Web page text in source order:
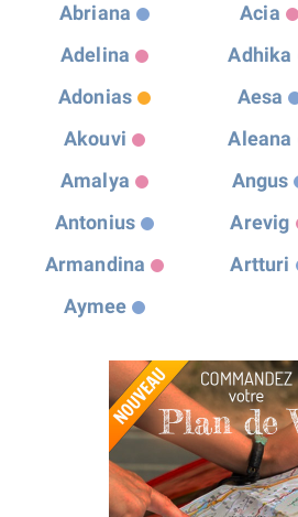
Abriana
Acia
Adelina
Adhika
Adonias
Aesa
Akouvi
Aleana
Amalya
Angus
Antonius
Arevig
Armandina
Artturi
Aymee